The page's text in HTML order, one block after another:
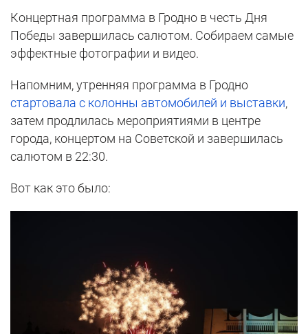
Концертная программа в Гродно в честь Дня
Победы завершилась салютом. Собираем самые
эффектные фотографии и видео.
Напомним, утренняя программа в Гродно
стартовала с колонны автомобилей и выставки,
затем продлилась мероприятиями в центре
города, концертом на Советской и завершилась
салютом в 22:30.
Вот как это было: